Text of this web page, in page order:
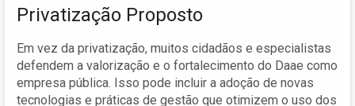
Privatização Proposto
Em vez da privatização, muitos cidadãos e especialistas
defendem a valorização e o fortalecimento do Daae como
empresa pública. Isso pode incluir a adoção de novas
tecnologias e práticas de gestão que otimizem o uso dos